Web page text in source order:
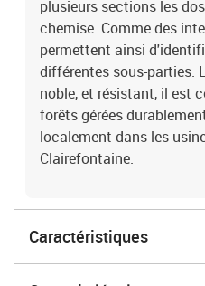
plusieurs sections les
chemise. Comme des
permettent ainsi
différentes sous-parties.
noble, et résistant, il est
forêts gérées
localement dans les
Clairefontaine.
Caractéristiques